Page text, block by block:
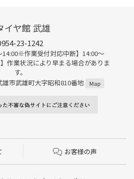
イヤ館 武雄
23-1242
14:00※作業受付対応中断】14:00～
作業状況により早まる場合がありま
す。
市武雄町大字昭和810番地
Map
お客様の声